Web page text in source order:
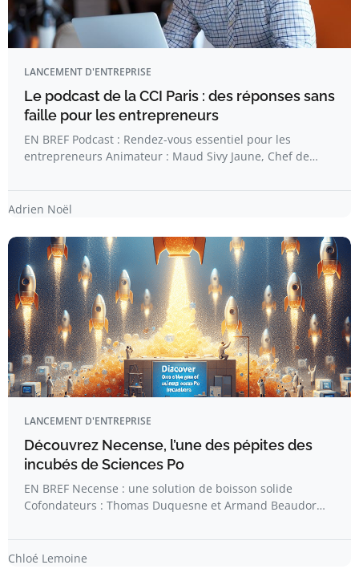
LANCEMENT D'ENTREPRISE
Le podcast de la CCI Paris : des réponses sans
faille pour les entrepreneurs
EN BREF Podcast : Rendez-vous essentiel pour les
entrepreneurs Animateur : Maud Sivy Jaune, Chef de…
Adrien Noël
LANCEMENT D'ENTREPRISE
Découvrez Necense, l’une des pépites des
incubés de Sciences Po
EN BREF Necense : une solution de boisson solide
Cofondateurs : Thomas Duquesne et Armand Beaudor…
Chloé Lemoine